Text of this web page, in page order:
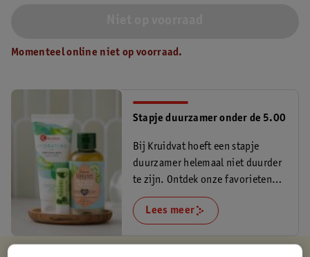
Momenteel online niet op voorraad.
Stapje duurzamer onder de 5.00
Bij Kruidvat hoeft een stapje
duurzamer helemaal niet duurder
te zijn. Ontdek onze favorieten
onder de 5 euro.
Lees meer